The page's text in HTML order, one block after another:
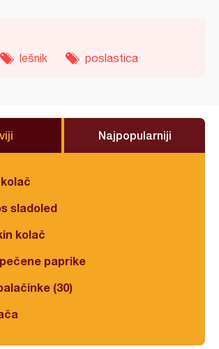
lešnik poslastica
Najpopularniji
sladoled
kolač
paprike
(30)